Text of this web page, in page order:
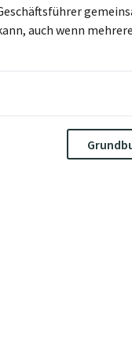
auch wenn